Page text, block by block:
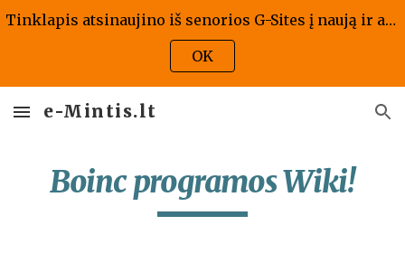
Skip to main content Skip to navigation
Tinklapis atsinaujino iš senorios G-Sites į naują ir atrodo kaip atrodo, jis bus atnaujintas ir pritaikytas naujai versijai - tad prašome kantrybės!
OK
e-Mintis.lt
Boinc programos Wiki!